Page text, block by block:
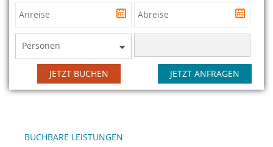
Personen
JETZT ANFRAGEN
JETZT BUCHEN
BUCHBARE LEISTUNGEN